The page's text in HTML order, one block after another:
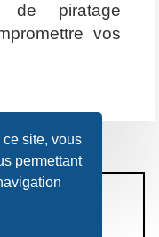
site, vous
permettant
piratage
vos